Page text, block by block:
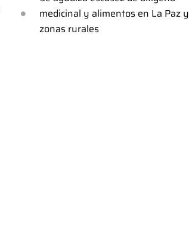
medicinal y alimentos en La Paz y
zonas rurales